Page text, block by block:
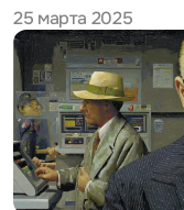
25 марта 2025